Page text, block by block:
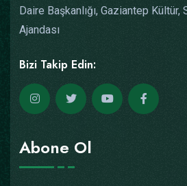
Daire Başkanlığı, Gaziantep
Ajandası
Bizi Takip Edin:
Abone Ol